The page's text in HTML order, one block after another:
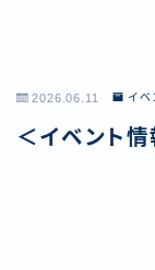
2026.06.11 イベ
＜イベント